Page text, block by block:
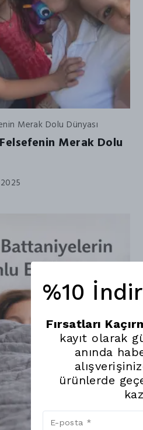
Merak Dolu Dünyası
Merak Dolu
%10
Fırsatları
kayıt olarak
anında
ürünlerde